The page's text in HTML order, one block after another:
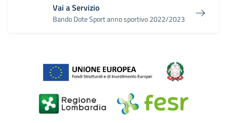
Vai a Servizio
Bando Dote Sport anno sportivo 2022/2023